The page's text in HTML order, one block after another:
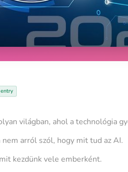
világban, ahol a technológia
arról szól, hogy mit tud az AI.
kezdünk vele emberként.